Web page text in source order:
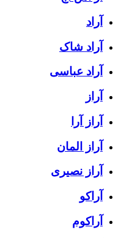
آراد
آراد شاک
آراد عباسی
آراز
آراز آرا
آراز المان
آراز نصیری
آراکو
آراکوم